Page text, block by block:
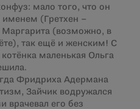
мало того, что он
именем (Гретхен –
(возможно, в
так ещё и женским! С
маленькая Ольга
Фридриха Адермана
Зайчик водружался
врачевал его без